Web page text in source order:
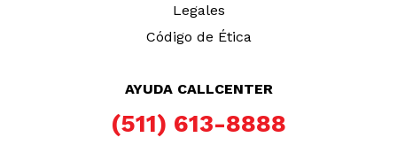
Legales
Código de Ética
AYUDA CALLCENTER
(511) 613-8888